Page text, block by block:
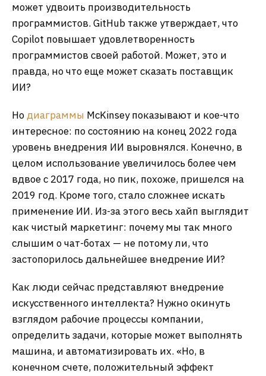
может удвоить производительность
программистов. GitHub также утверждает, что
Copilot повышает удовлетворенность
программистов своей работой. Может, это и
правда, но что еще может сказать поставщик
ИИ?
Нодиаграммы McKinsey показывают и кое-что
интересное: по состоянию на конец 2022 года
уровень внедрения ИИ выровнялся. Конечно, в
целом использование увеличилось более чем
вдвое с 2017 года, но пик, похоже, пришелся на
2019 год. Кроме того, стало сложнее искать
применение ИИ. Из-за этого весь хайп выглядит
как чистый маркетинг: почему мы так много
слышим о чат-ботах — не потому ли, что
застопорилось дальнейшее внедрение ИИ?
Как люди сейчас представляют внедрение
искусственного интеллекта? Нужно окинуть
взглядом рабочие процессы компании,
определить задачи, которые может выполнять
машина, и автоматизировать их. «Но, в
конечном счете, положительный эффект